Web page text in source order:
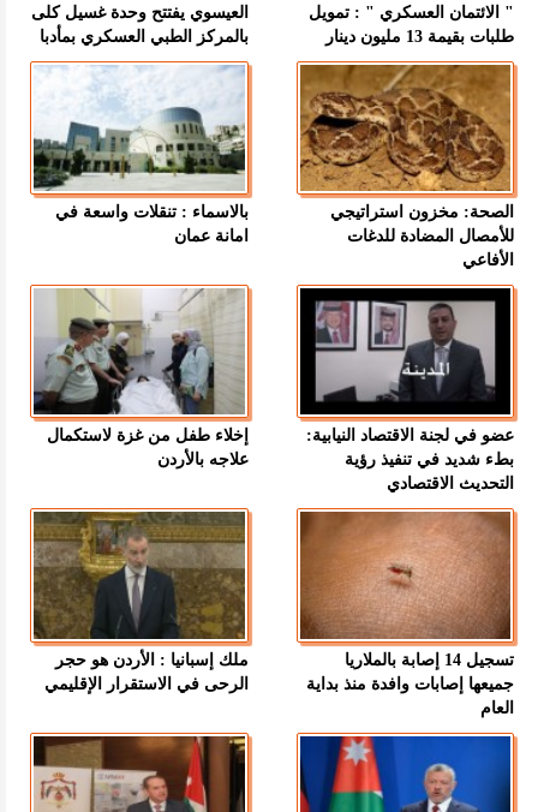
" الائتمان العسكري " : تمويل
طلبات بقيمة 13 مليون دينار
العيسوي يفتتح وحدة غسيل كلى
بالمركز الطبي العسكري بمأدبا
الصحة: مخزون استراتيجي
للأمصال المضادة للدغات
الأفاعي
بالاسماء : تنقلات واسعة في
امانة عمان
عضو في لجنة الاقتصاد النيابية:
بطء شديد في تنفيذ رؤية
التحديث الاقتصادي
إخلاء طفل من غزة لاستكمال
علاجه بالأردن
تسجيل 14 إصابة بالملاريا
جميعها إصابات وافدة منذ بداية
العام
ملك إسبانيا : الأردن هو حجر
الرحى في الاستقرار الإقليمي